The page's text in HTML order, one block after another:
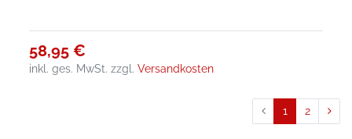
58,95 €
inkl. ges. MwSt. zzgl.Versandkosten
1 2